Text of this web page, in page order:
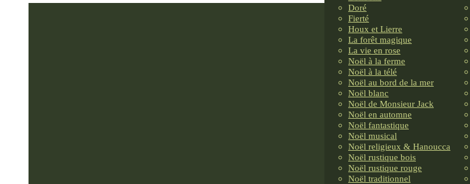
Doré
Fierté
Houx et Lierre
La forêt magique
La vie en rose
Noël à la ferme
Noël à la télé
Noël au bord de la mer
Noël blanc
Noël de Monsieur Jack
Noël en automne
Noël fantastique
Noël musical
Noël religieux & Hanoucca
Noël rustique bois
Noël rustique rouge
Noël traditionnel